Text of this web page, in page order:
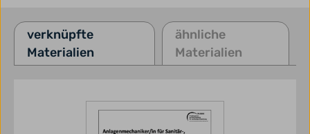
verknüpfte
Materialien
ähnliche
Materialien